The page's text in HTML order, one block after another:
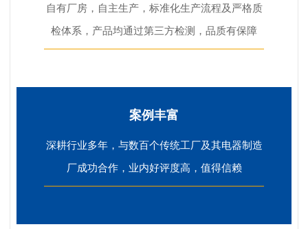
自有厂房，自主生产，标准化生产流程及严格质
检体系，产品均通过第三方检测，品质有保障
案例丰富
深耕行业多年，与数百个传统工厂及其电器制造
厂成功合作，业内好评度高，值得信赖